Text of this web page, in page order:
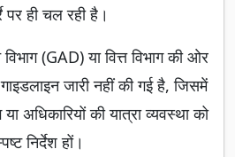
पर ही चल रही है।
(GAD) या वित्त विभाग की ओर
जारी नहीं की गई है, जिसमें
अधिकारियों की यात्रा व्यवस्था को
निर्देश हों।